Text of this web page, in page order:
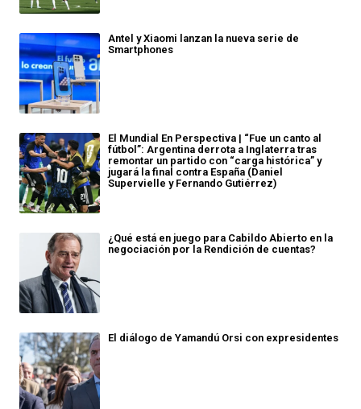
Antel y Xiaomi lanzan la nueva serie de
Smartphones
El Mundial En Perspectiva | “Fue un canto al
fútbol”: Argentina derrota a Inglaterra tras
remontar un partido con “carga histórica” y
jugará la final contra España (Daniel
Supervielle y Fernando Gutiérrez)
¿Qué está en juego para Cabildo Abierto en la
negociación por la Rendición de cuentas?
El diálogo de Yamandú Orsi con expresidentes